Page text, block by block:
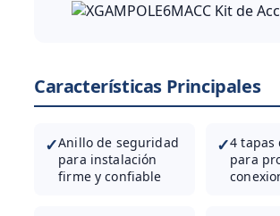
Características Principales
✓Anillo de seguridad
para instalación
firme y confiable
✓4 tapas
para